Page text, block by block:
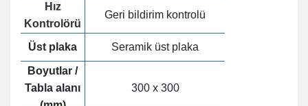
Hız
Kontrolörü
Geri bildirim kontrolü
Üst plaka Seramik üst plaka
Boyutlar /
Tabla alanı
300 x 300